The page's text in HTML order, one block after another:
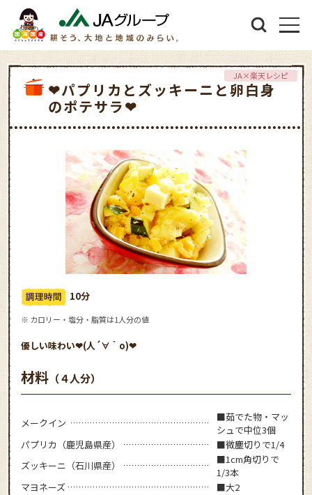
❤パプリカとズッキーニと卵白身
のポテサラ❤
JA×楽天レシピ
10分
※ カロリー・塩分・脂質は1人分の値
優しい味わい❤(人´∀｀o)❤
材料 （４人分）
メークイン
■茹でた物・マッ
シュで中位3個
パプリカ（鹿児島県産）
■微塵切りで1/4
ズッキーニ（石川県産）
■1cm角切りで
1/3本
マヨネーズ
■大2